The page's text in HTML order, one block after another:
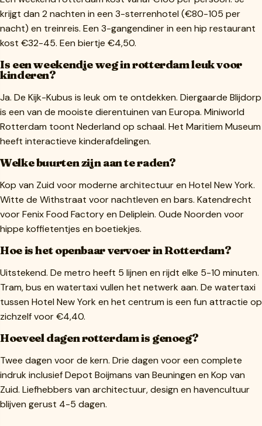
krijgt dan 2 nachten in een 3-sterrenhotel (€80-105 per
nacht) en treinreis. Een 3-gangendiner in een hip restaurant
kost €32-45. Een biertje €4,50.
Is een weekendje weg in rotterdam leuk voor
kinderen?
Ja. De Kijk-Kubus is leuk om te ontdekken. Diergaarde Blijdorp
is een van de mooiste dierentuinen van Europa. Miniworld
Rotterdam toont Nederland op schaal. Het Maritiem Museum
heeft interactieve kinderafdelingen.
Welke buurten zijn aan te raden?
Kop van Zuid voor moderne architectuur en Hotel New York.
Witte de Withstraat voor nachtleven en bars. Katendrecht
voor Fenix Food Factory en Deliplein. Oude Noorden voor
hippe koffietentjes en boetiekjes.
Hoe is het openbaar vervoer in Rotterdam?
Uitstekend. De metro heeft 5 lijnen en rijdt elke 5-10 minuten.
Tram, bus en watertaxi vullen het netwerk aan. De watertaxi
tussen Hotel New York en het centrum is een fun attractie op
zichzelf voor €4,40.
Hoeveel dagen rotterdam is genoeg?
Twee dagen voor de kern. Drie dagen voor een complete
indruk inclusief Depot Boijmans van Beuningen en Kop van
Zuid. Liefhebbers van architectuur, design en havencultuur
blijven gerust 4-5 dagen.